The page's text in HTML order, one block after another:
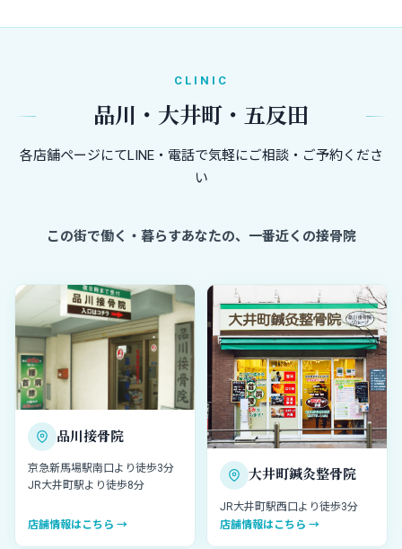
CLINIC
品川・大井町・五反田
各店舗ページにてLINE・電話で気軽にご相談・ご予約くださ
い
この街で働く・暮らすあなたの、一番近くの接骨院
品川接骨院
京急新馬場駅南口より徒歩3分
JR大井町駅より徒歩8分
店舗情報はこちら →
大井町鍼灸整骨院
JR大井町駅西口より徒歩3分
店舗情報はこちら →